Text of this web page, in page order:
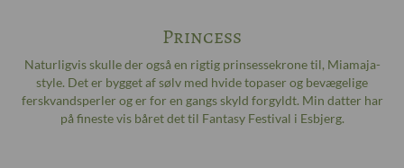
Princess
Naturligvis skulle der også en rigtig prinsessekrone til, Miamaja-
style. Det er bygget af sølv med hvide topaser og bevægelige
ferskvandsperler og er for en gangs skyld forgyldt. Min datter har
på fineste vis båret det til Fantasy Festival i Esbjerg.